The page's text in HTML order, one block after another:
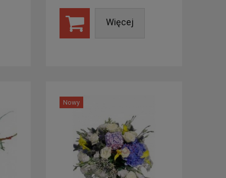
Więcej
Nowy